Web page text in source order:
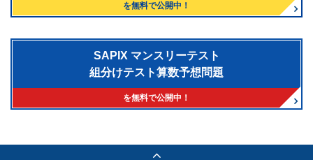
を無料で公開中！
SAPIX マンスリーテスト
組分けテスト算数予想問題
を無料で公開中！